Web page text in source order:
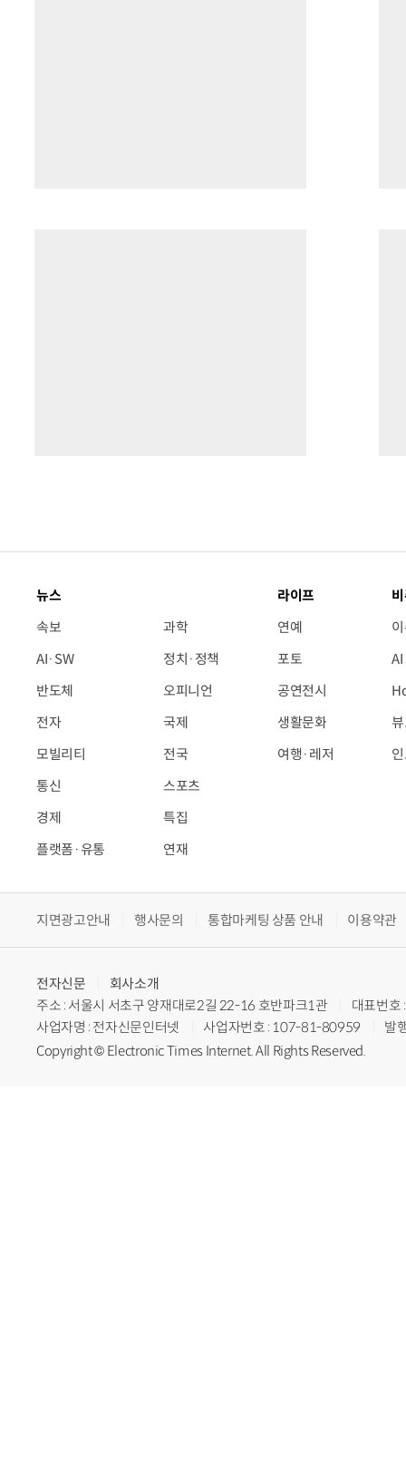
뉴스
속보
AI·SW
반도체
전자
모빌리티
통신
경제
플랫폼·유통
과학
정치·정책
오피니언
국제
전국
스포츠
특집
연재
라이프
연예
포토
공연전시
생활문화
여행·레저
지면광고안내 행사문의 통합마케팅 상품 안내 이용약관
전자신문
회사소개
주소 : 서울시 서초구 양재대로2길 22-16 호반파크1관
대표번
사업자명 : 전자신문인터넷
사업자번호 : 107-81-80959
발
Copyright © Electronic Times Internet. All Rights Reserved.